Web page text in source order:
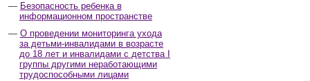
Безопасность ребенка в
информационном пространстве
О проведении мониторинга ухода
за детьми-инвалидами в возрасте
до 18 лет и инвалидами с детства I
группы другими неработающими
трудоспособными лицами